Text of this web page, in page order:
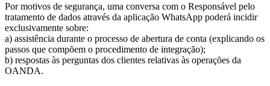
Por motivos de segurança, uma conversa com o Responsável pelo
tratamento de dados através da aplicação WhatsApp poderá incidir
exclusivamente sobre:
a) assistência durante o processo de abertura de conta (explicando os
passos que compõem o procedimento de integração);
b) respostas às perguntas dos clientes relativas às operações da
OANDA.